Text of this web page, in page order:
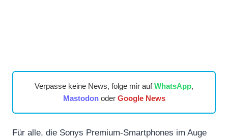
Verpasse keine News, folge mir aufWhatsApp,
Mastodonoder Google News
Für alle, die Sonys Premium-Smartphones im Auge